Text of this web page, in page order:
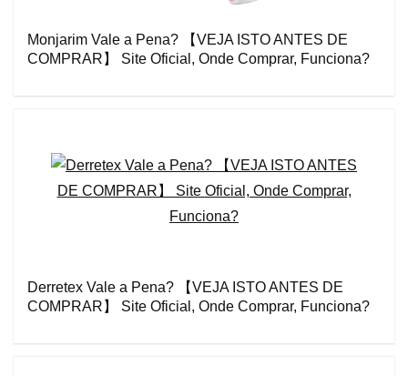
Monjarim Vale a Pena? 【VEJA ISTO ANTES DE
COMPRAR】 Site Oficial, Onde Comprar, Funciona?
Derretex Vale a Pena? 【VEJA ISTO ANTES DE
COMPRAR】 Site Oficial, Onde Comprar, Funciona?